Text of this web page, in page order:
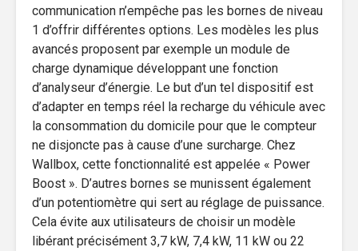
communication n’empêche pas les bornes de niveau
1 d’offrir différentes options. Les modèles les plus
avancés proposent par exemple un module de
charge dynamique développant une fonction
d’analyseur d’énergie. Le but d’un tel dispositif est
d’adapter en temps réel la recharge du véhicule avec
la consommation du domicile pour que le compteur
ne disjoncte pas à cause d’une surcharge. Chez
Wallbox, cette fonctionnalité est appelée « Power
Boost ». D’autres bornes se munissent également
d’un potentiomètre qui sert au réglage de puissance.
Cela évite aux utilisateurs de choisir un modèle
libérant précisément 3,7 kW, 7,4 kW, 11 kW ou 22